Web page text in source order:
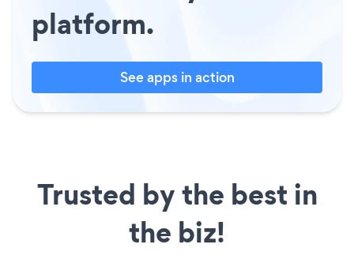
platform.
See apps in action
Trusted by the best in
the biz!